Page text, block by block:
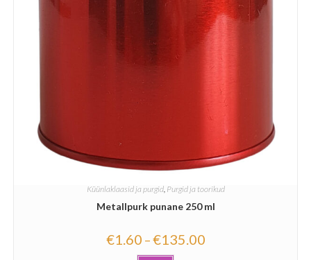
Küünlaklaasid ja purgid, Purgid ja toorikud
Metallpurk punane 250 ml
€1.60 –€135.00